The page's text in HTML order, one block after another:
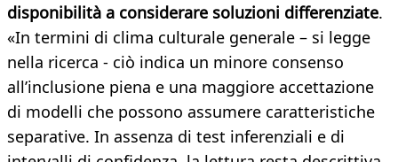
disponibilità a considerare soluzioni differenziate.
«In termini di clima culturale generale – si legge
nella ricerca - ciò indica un minore consenso
all’inclusione piena e una maggiore accettazione
di modelli che possono assumere caratteristiche
separative. In assenza di test inferenziali e di